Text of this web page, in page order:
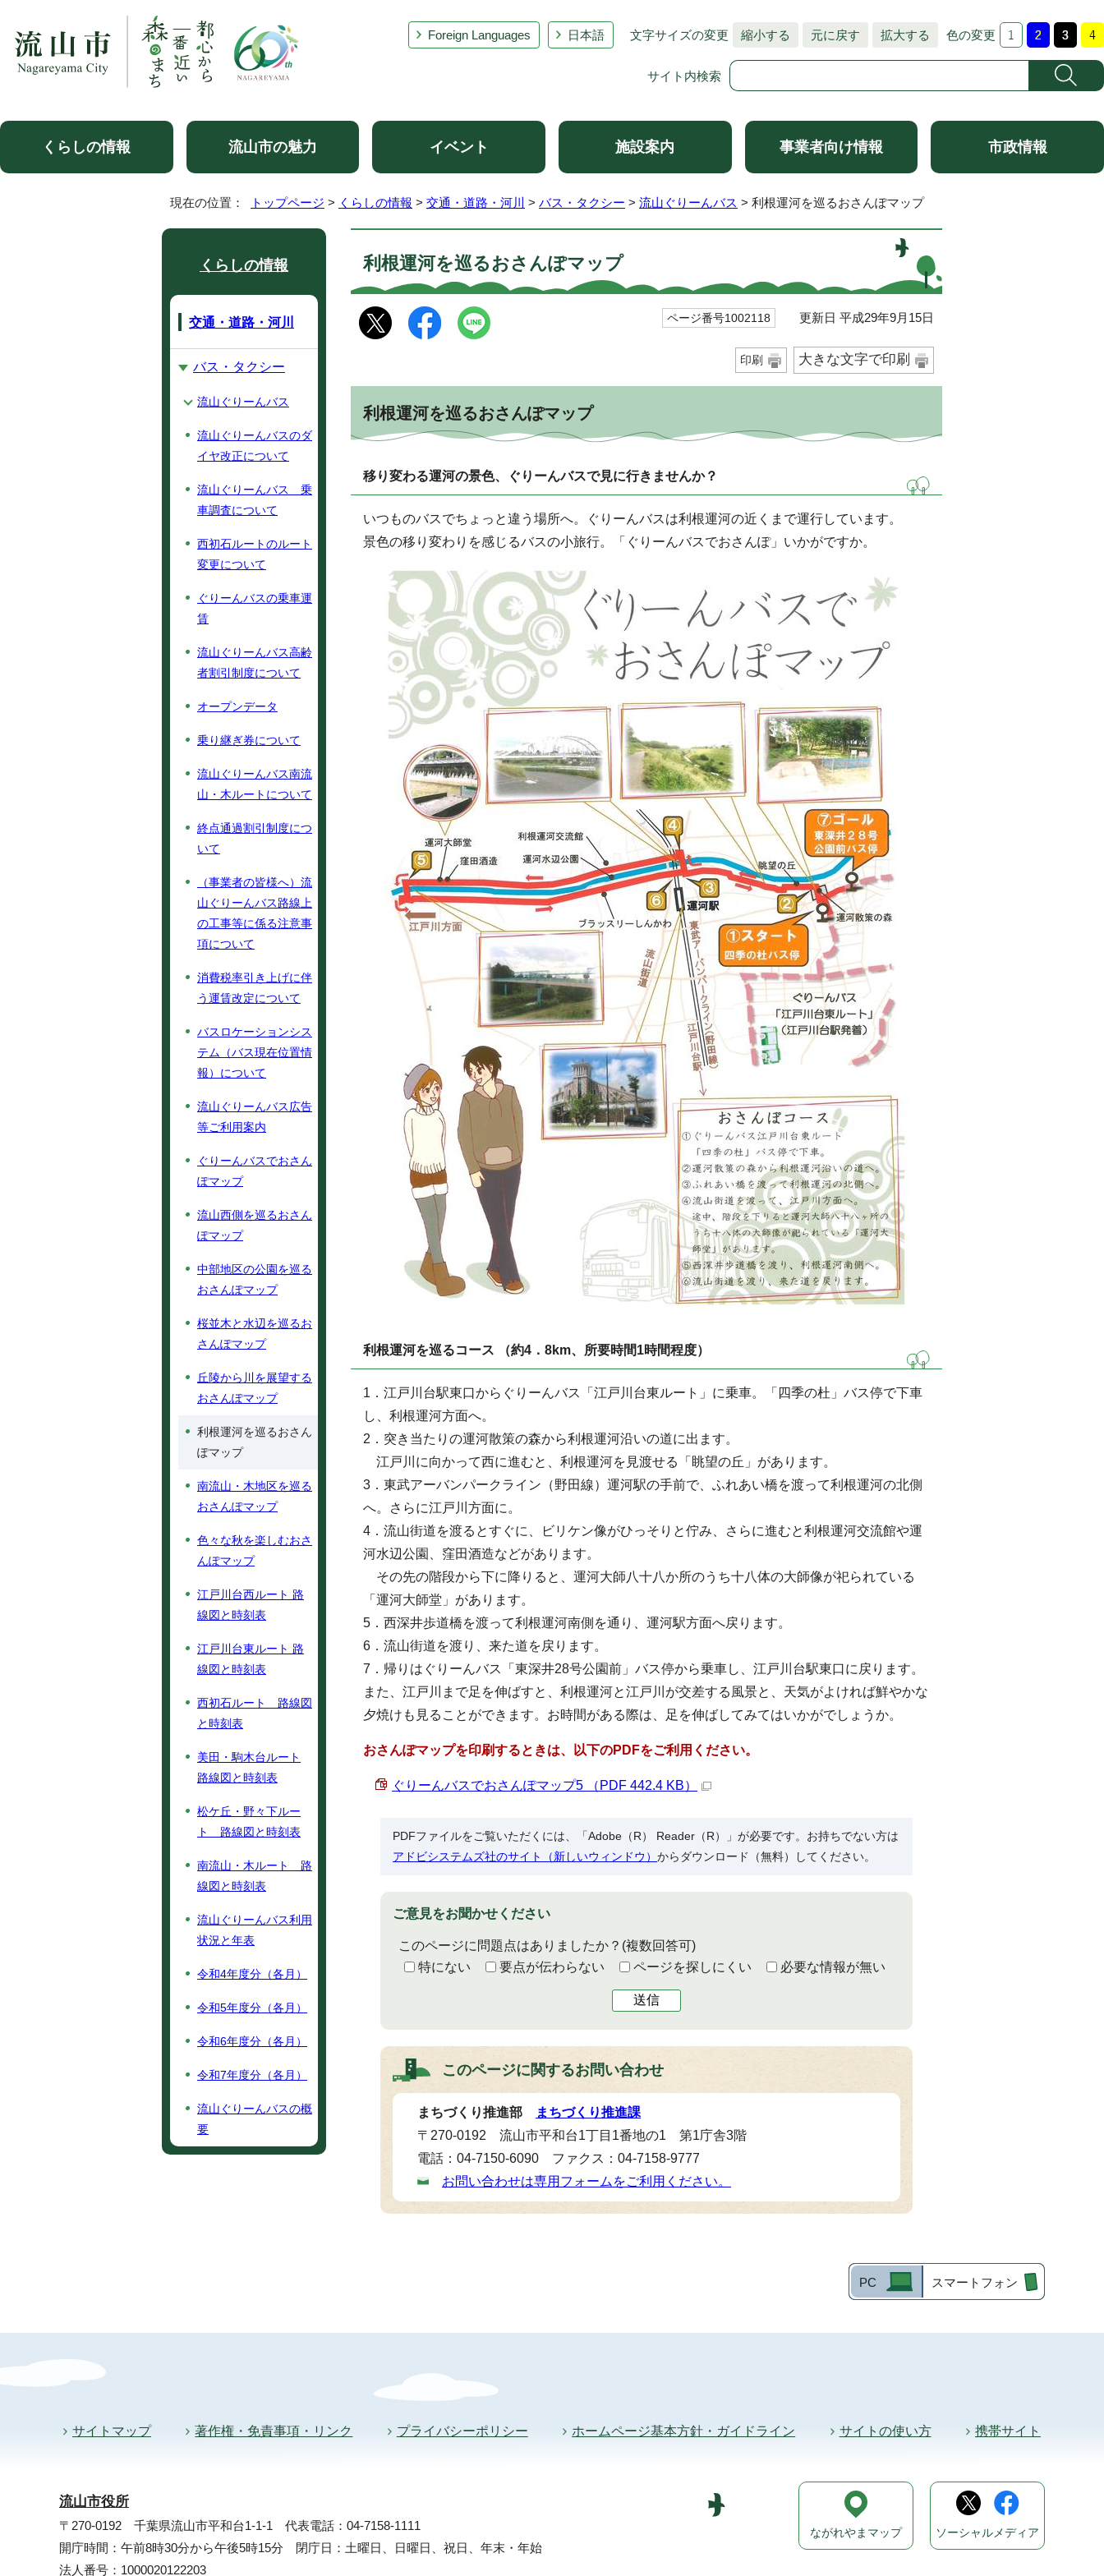
Foreign Languages 日本語 文字サイズの変更 縮小する 元に戻す 拡大する 色の変更
サイト内検索
くらしの情報 流山市の魅力 イベント 施設案内 事業者向け情報 市政情報
現在の位置： トップページ > くらしの情報 > 交通・道路・河川 > バス・タクシー > 流山ぐりーんバス > 利根運河を巡るおさんぽマップ
利根運河を巡るおさんぽマップ
ページ番号1002118 更新日 平成29年9月15日
印刷 大きな文字で印刷
利根運河を巡るおさんぽマップ
移り変わる運河の景色、ぐりーんバスで見に行きませんか？
いつものバスでちょっと違う場所へ。ぐりーんバスは利根運河の近くまで運行しています。
景色の移り変わりを感じるバスの小旅行。「ぐりーんバスでおさんぽ」いかがですか。
利根運河を巡るコース （約4．8km、所要時間1時間程度）
1．江戸川台駅東口からぐりーんバス「江戸川台東ルート」に乗車。「四季の杜」バス停で下車
し、利根運河方面へ。
2．突き当たりの運河散策の森から利根運河沿いの道に出ます。
江戸川に向かって西に進むと、利根運河を見渡せる「眺望の丘」があります。
3．東武アーバンパークライン（野田線）運河駅の手前で、ふれあい橋を渡って利根運河の北側
へ。さらに江戸川方面に。
4．流山街道を渡るとすぐに、ビリケン像がひっそりと佇み、さらに進むと利根運河交流館や運
河水辺公園、窪田酒造などがあります。
その先の階段から下に降りると、運河大師八十八か所のうち十八体の大師像が祀られている
「運河大師堂」があります。
5．西深井歩道橋を渡って利根運河南側を通り、運河駅方面へ戻ります。
6．流山街道を渡り、来た道を戻ります。
7．帰りはぐりーんバス「東深井28号公園前」バス停から乗車し、江戸川台駅東口に戻ります。
また、江戸川まで足を伸ばすと、利根運河と江戸川が交差する風景と、天気がよければ鮮やかな
夕焼けも見ることができます。お時間がある際は、足を伸ばしてみてはいかがでしょうか。
おさんぽマップを印刷するときは、以下のPDFをご利用ください。
ぐりーんバスでおさんぽマップ5 （PDF 442.4 KB）
PDFファイルをご覧いただくには、「Adobe（R） Reader（R）」が必要です。お持ちでない方は
アドビシステムズ社のサイト（新しいウィンドウ） からダウンロード（無料）してください。
ご意見をお聞かせください
このページに問題点はありましたか？ (複数回答可)
特にない
要点が伝わらない ページを探しにくい 必要な情報が無い
送信
このページに関するお問い合わせ
まちづくり推進部
まちづくり推進課
〒270-0192 流山市平和台1丁目1番地の1 第1庁舎3階
電話：04-7150-6090 ファクス：04-7158-9777
お問い合わせは専用フォームをご利用ください。
くらしの情報
交通・道路・河川
バス・タクシー
流山ぐりーんバス
流山ぐりーんバスのダ
イヤ改正について
流山ぐりーんバス 乗
車調査について
西初石ルートのルート
変更について
ぐりーんバスの乗車運
賃
流山ぐりーんバス高齢
者割引制度について
オープンデータ
乗り継ぎ券について
流山ぐりーんバス南流
山・木ルートについて
終点通過割引制度につ
いて
（事業者の皆様へ）流
山ぐりーんバス路線上
の工事等に係る注意事
項について
消費税率引き上げに伴
う運賃改定について
バスロケーションシス
テム（バス現在位置情
報）について
流山ぐりーんバス広告
等ご利用案内
ぐりーんバスでおさん
ぽマップ
流山西側を巡るおさん
ぽマップ
中部地区の公園を巡る
おさんぽマップ
桜並木と水辺を巡るお
さんぽマップ
丘陵から川を展望する
おさんぽマップ
利根運河を巡るおさん
ぽマップ
南流山・木地区を巡る
おさんぽマップ
色々な秋を楽しむおさ
んぽマップ
江戸川台西ルート 路
線図と時刻表
江戸川台東ルート 路
線図と時刻表
西初石ルート 路線図
と時刻表
美田・駒木台ルート
路線図と時刻表
松ケ丘・野々下ルー
ト 路線図と時刻表
南流山・木ルート 路
線図と時刻表
流山ぐりーんバス利用
状況と年表
令和4年度分（各月）
令和5年度分（各月）
令和6年度分（各月）
令和7年度分（各月）
流山ぐりーんバスの概
要
PC スマートフォン
サイトマップ 著作権・免責事項・リンク プライバシーポリシー ホームページ基本方針・ガイドライン サイトの使い方 携帯サイト
流山市役所
〒270-0192 千葉県流山市平和台1-1-1 代表電話：04-7158-1111
開庁時間：午前8時30分から午後5時15分 閉庁日：土曜日、日曜日、祝日、年末・年始
法人番号：1000020122203
ながれやまマップ ソーシャルメディア